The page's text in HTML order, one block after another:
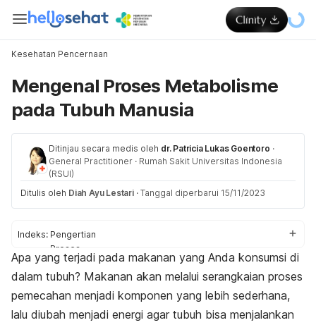
Kesehatan Pencernaan
Mengenal Proses Metabolisme
pada Tubuh Manusia
Ditinjau secara medis oleh dr. Patricia Lukas Goentoro ·
General Practitioner · Rumah Sakit Universitas Indonesia
(RSUI)
Ditulis oleh Diah Ayu Lestari · Tanggal diperbarui 15/11/2023
Indeks: Pengertian
Proses
Perbedaan dengan pencernaan
Jenis
Faktor laju metabolisme
Peningkatan laju metabolisme
Gangguan
Apa yang terjadi pada makanan yang Anda konsumsi di
dalam tubuh? Makanan akan melalui serangkaian proses
pemecahan menjadi komponen yang lebih sederhana,
lalu diubah menjadi energi agar tubuh bisa menjalankan